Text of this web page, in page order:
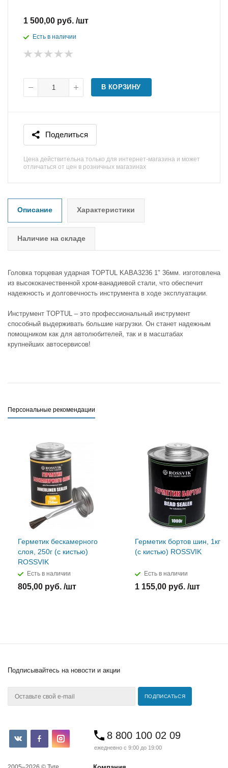
1 500,00 руб. /шт
Есть в наличии
В КОРЗИНУ
Поделиться
Цена действительна только для интернет-магазина и может
отличаться от цен в розничных магазинах
Описание Характеристики
Наличие на складе
Головка торцевая ударная TOPTUL KABA3236 1" 36мм. изготовлена
из высококачественной хром-ванадиевой стали, что обеспечит
надежность и долговечность инструмента в ходе эксплуатации.
Инструмент TOPTUL – это профессиональный инструмент
способный выдерживать большие нагрузки. Он станет надежным
помощником как для автолюбителей, так и в масштабах
крупнейших автосервисов!
Персональные рекомендации
Герметик бескамерного
слоя, 250г (с кистью)
ROSSVIK
Есть в наличии
805,00 руб. /шт
Герметик бортов шин, 1кг
(с кистью) ROSSVIK
Есть в наличии
1 155,00 руб. /шт
Подписывайтесь на новости и акции
8 800 100 02 09
ежедневно с 9:00 до 19:00